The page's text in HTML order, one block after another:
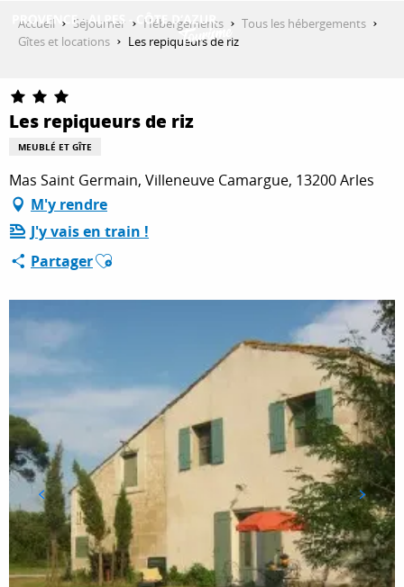
DÉCOUVRIR
QUE FAIRE ?
SÉJOURNER
ESPACE PRO
Accueil Séjourner Hébergements
Tous les hébergements
Gîtes et locations
Les repiqueurs de riz
Les repiqueurs de riz
MEUBLÉ ET GÎTE
Mas Saint Germain, Villeneuve Camargue, 13200 Arles
M'y rendre
J'y vais en train !
PartagerAjouter aux favoris